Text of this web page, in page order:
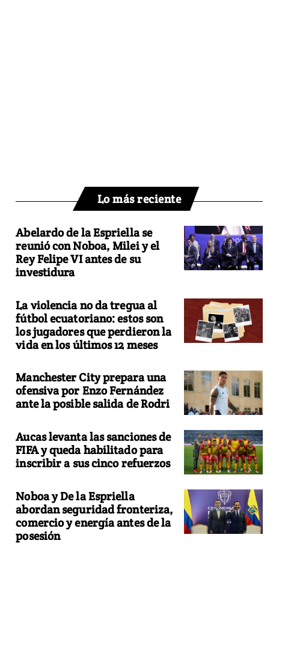
Lo más reciente
Abelardo de la Espriella se
reunió con Noboa, Milei y el
Rey Felipe VI antes de su
investidura
La violencia no da tregua al
fútbol ecuatoriano: estos son
los jugadores que perdieron la
vida en los últimos 12 meses
Manchester City prepara una
ofensiva por Enzo Fernández
ante la posible salida de Rodri
Aucas levanta las sanciones de
FIFA y queda habilitado para
inscribir a sus cinco refuerzos
Noboa y De la Espriella
abordan seguridad fronteriza,
comercio y energía antes de la
posesión